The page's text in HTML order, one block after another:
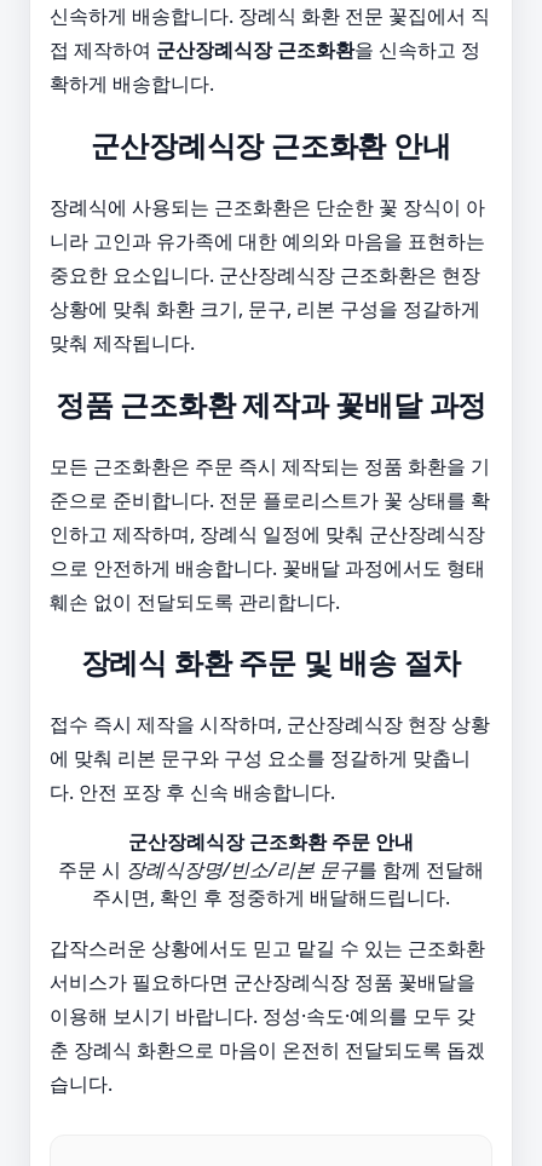
신속하게 배송합니다. 장례식 화환 전문 꽃집에서 직
접 제작하여 군산장례식장 근조화환을 신속하고 정
확하게 배송합니다.
군산장례식장 근조화환 안내
장례식에 사용되는 근조화환은 단순한 꽃 장식이 아
니라 고인과 유가족에 대한 예의와 마음을 표현하는
중요한 요소입니다. 군산장례식장 근조화환은 현장
상황에 맞춰 화환 크기, 문구, 리본 구성을 정갈하게
맞춰 제작됩니다.
정품 근조화환 제작과 꽃배달 과정
모든 근조화환은 주문 즉시 제작되는 정품 화환을 기
준으로 준비합니다. 전문 플로리스트가 꽃 상태를 확
인하고 제작하며, 장례식 일정에 맞춰 군산장례식장
으로 안전하게 배송합니다. 꽃배달 과정에서도 형태
훼손 없이 전달되도록 관리합니다.
장례식 화환 주문 및 배송 절차
접수 즉시 제작을 시작하며, 군산장례식장 현장 상황
에 맞춰 리본 문구와 구성 요소를 정갈하게 맞춥니
다. 안전 포장 후 신속 배송합니다.
군산장례식장 근조화환 주문 안내
주문 시 장례식장명/빈소/리본 문구를 함께 전달해
주시면, 확인 후 정중하게 배달해드립니다.
갑작스러운 상황에서도 믿고 맡길 수 있는 근조화환
서비스가 필요하다면 군산장례식장 정품 꽃배달을
이용해 보시기 바랍니다. 정성·속도·예의를 모두 갖
춘 장례식 화환으로 마음이 온전히 전달되도록 돕겠
습니다.